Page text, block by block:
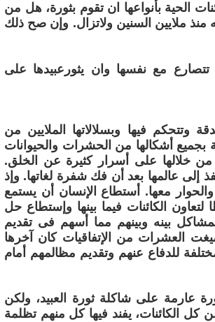
الحية بأنواعها ان تقوم بثورة، هل من
منذ ملايين السنين ولاتزال. وإن صح ذلك
تتصارع مع نفسها وان يثورعبيدها على
فيها وبسلالاتها الملايين من
بجميع أشكالها من الحشرات والحيوانات
من خلالها على أسرار كثيرة عن الخلق.
إلى عالمها بعد أن فك شفرة لغاتها. وإذ
معها. أستطاع الإنسان أن يستمع
الكائنات فيما بينها وإستطاع حل
بينه وبينهم مما أسهم فى تقديم
العشرات من الإتفاقيات كان آخرها
للدفاع عنهم وتقديم مظالمهم أمام
عارمة على شاكلة ثورة العبيد، ولكن
كل الكائنات، يفند فيها كل منهم تظلمة